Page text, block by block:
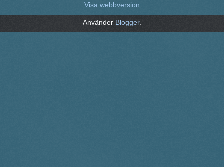
Visa webbversion
Använder Blogger.